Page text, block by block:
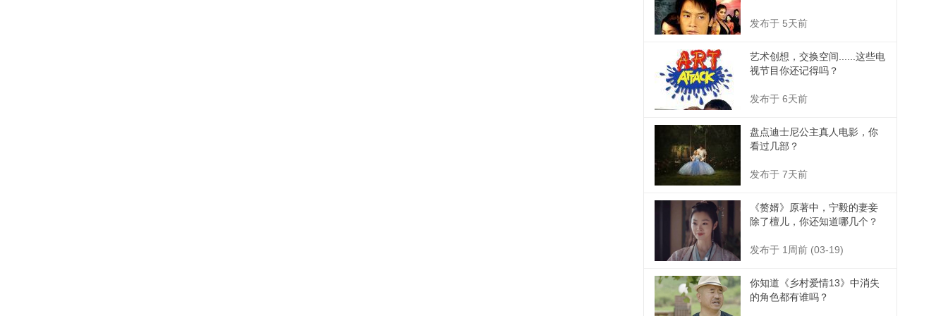
发布于 5天前
艺术创想，交换空间......这些电
视节目你还记得吗？
发布于 6天前
盘点迪士尼公主真人电影，你
看过几部？
发布于 7天前
《赘婿》原著中，宁毅的妻妾
除了檀儿，你还知道哪几个？
发布于 1周前 (03-19)
你知道《乡村爱情13》中消失
的角色都有谁吗？